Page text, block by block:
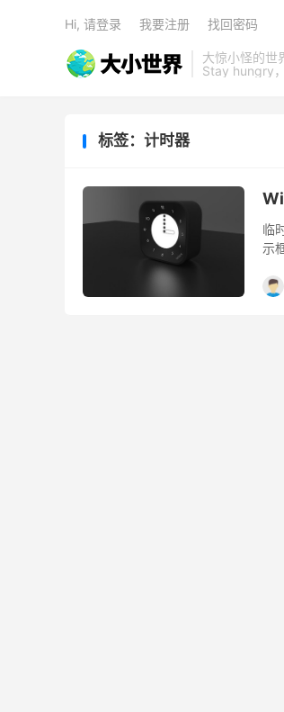
大惊小怪的世
Stay hungry
Hi, 请登录 我要注册 找回密码
标签：计时器
临
示